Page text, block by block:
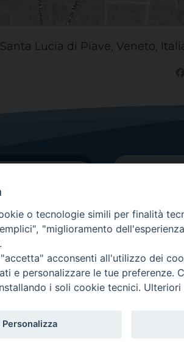
Lucia di Piave, Veneto,
116
(Treviso)
Tel.0438
o tecnologie simili per finalità
"miglioramento
acconsenti all'utilizzo dei
e personalizzare le tue preferenze.
i soli cookie tecnici.
Personalizza